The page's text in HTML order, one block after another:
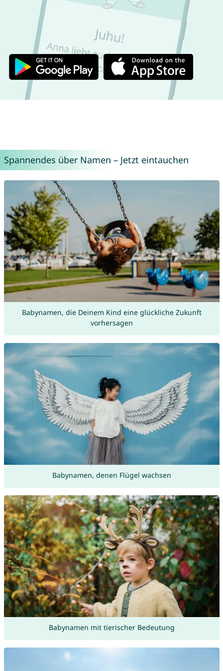
Spannendes über Namen – Jetzt eintauchen
Babynamen, die Deinem Kind eine glückliche Zukunft
vorhersagen
Babynamen, denen Flügel wachsen
Babynamen mit tierischer Bedeutung